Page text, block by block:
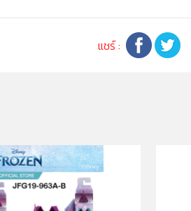
รีศูลพิเศษของราชาไทรทันให้ด้วย
เศษให้เด็ก ๆ เล่นเล่าเรื่องจาก
ฐ์เรื่องราวใหม่ตามจินตนาการก็ได้
ม่สามารถแจ้งให้ทราบล่วงหน้า และสี
เว็บไซต์อาจมีความแตกต่างกันจาก
สีของแต่ละหน้าจอ
แชร์ :